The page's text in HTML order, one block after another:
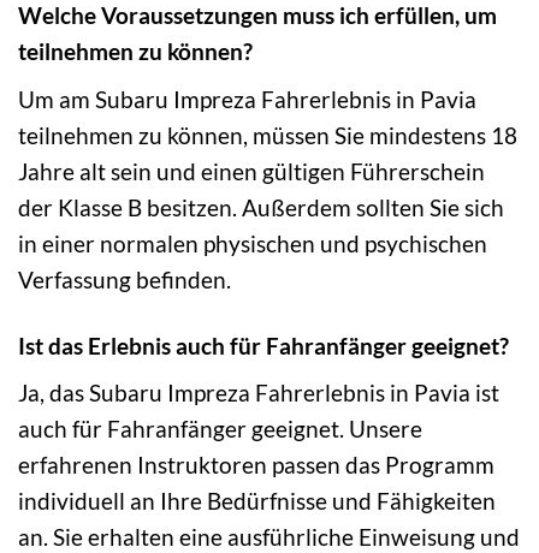
Welche Voraussetzungen muss ich erfüllen, um
teilnehmen zu können?
Um am Subaru Impreza Fahrerlebnis in Pavia
teilnehmen zu können, müssen Sie mindestens 18
Jahre alt sein und einen gültigen Führerschein
der Klasse B besitzen. Außerdem sollten Sie sich
in einer normalen physischen und psychischen
Verfassung befinden.
Ist das Erlebnis auch für Fahranfänger geeignet?
Ja, das Subaru Impreza Fahrerlebnis in Pavia ist
auch für Fahranfänger geeignet. Unsere
erfahrenen Instruktoren passen das Programm
individuell an Ihre Bedürfnisse und Fähigkeiten
an. Sie erhalten eine ausführliche Einweisung und